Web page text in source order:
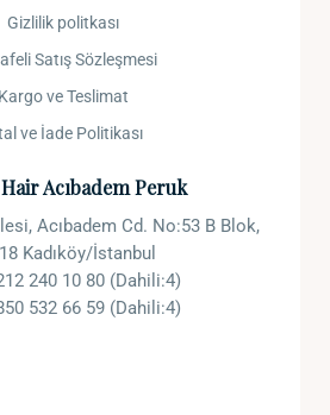
Gizlilik politkası
Satış Sözleşmesi
Kargo ve Teslimat
ve İade Politikası
Acıbadem Peruk
Acıbadem Cd. No:53 B Blok,
Kadıköy/İstanbul
240 10 80 (Dahili:4)
532 66 59 (Dahili:4)